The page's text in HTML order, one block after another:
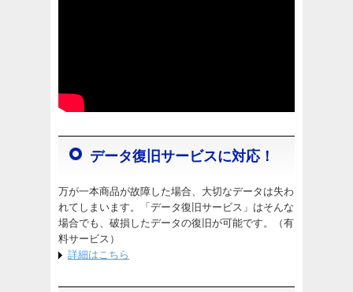
データ復旧サービスに対応！
万が一本商品が故障した場合、大切なデータは失わ
れてしまいます。「データ復旧サービス」はそんな
場合でも、破損したデータの復旧が可能です。（有
料サービス）
詳細はこちら